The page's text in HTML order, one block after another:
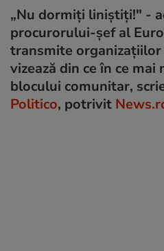
„Nu dormiți liniștiți!" -
procurorului-şef al
transmite organizaţiilor
vizează din ce în ce mai
blocului comunitar,
Politico, potrivit